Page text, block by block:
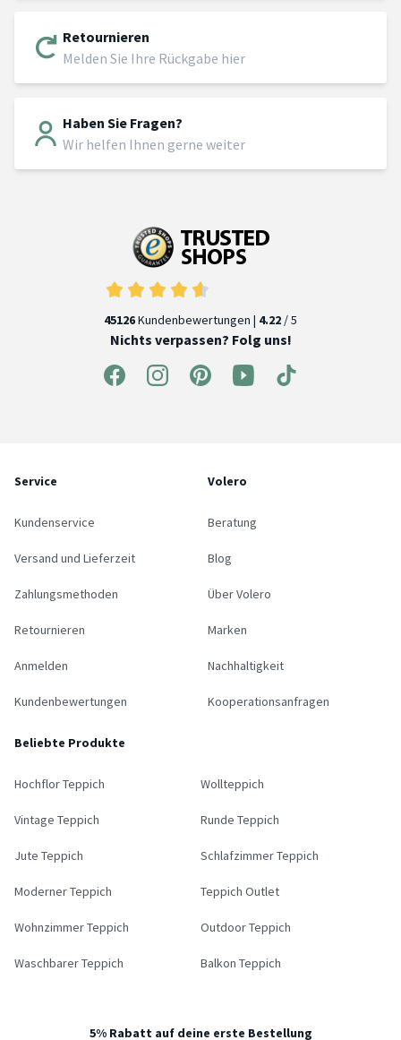
Retournieren
Melden Sie Ihre Rückgabe hier
Haben Sie Fragen?
Wir helfen Ihnen gerne weiter
45126Kundenbewertungen | 4.22 / 5
Nichts verpassen? Folg uns!
Service
Kundenservice
Versand und Lieferzeit
Zahlungsmethoden
Retournieren
Anmelden
Kundenbewertungen
Volero
Beratung
Blog
Über Volero
Marken
Nachhaltigkeit
Kooperationsanfragen
Beliebte Produkte
Hochflor Teppich Wollteppich
Vintage Teppich Runde Teppich
Jute Teppich Schlafzimmer Teppich
Moderner Teppich Teppich Outlet
Wohnzimmer Teppich Outdoor Teppich
Waschbarer Teppich Balkon Teppich
5% Rabatt auf deine erste Bestellung